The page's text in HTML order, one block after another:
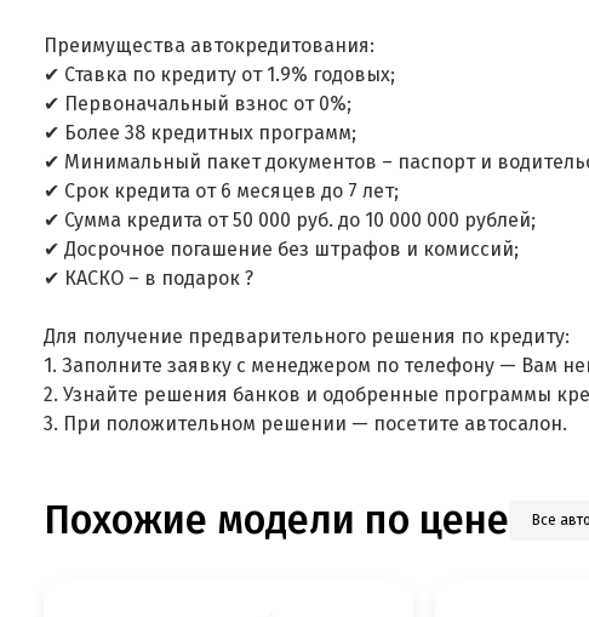
Преимущества автокредитования:
✔ Ставка по кредиту от 1.9% годовых;
✔ Первоначальный взнос от 0%;
✔ Более 38 кредитных программ;
✔ Минимальный пакет документов – паспорт и
✔ Срок кредита от 6 месяцев до 7 лет;
✔ Сумма кредита от 50 000 руб. до 10 000 000 рублей;
✔ Досрочное погашение без штрафов и комиссий;
✔ КАСКО – в подарок ?
Для получение предварительного решения по кредиту:
1. Заполните заявку с менеджером по телефону — Вам
2. Узнайте решения банков и одобренные программы
3. При положительном решении — посетите автосалон.
Похожие модели по цене Все